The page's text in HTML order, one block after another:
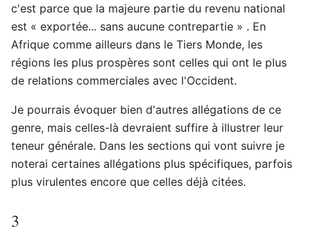
c'est parce que la majeure partie du revenu national
est « exportée... sans aucune contrepartie » . En
Afrique comme ailleurs dans le Tiers Monde, les
régions les plus prospères sont celles qui ont le plus
de relations commerciales avec l'Occident.
Je pourrais évoquer bien d'autres allégations de ce
genre, mais celles-là devraient suffire à illustrer leur
teneur générale. Dans les sections qui vont suivre je
noterai certaines allégations plus spécifiques, parfois
plus virulentes encore que celles déjà citées.
3